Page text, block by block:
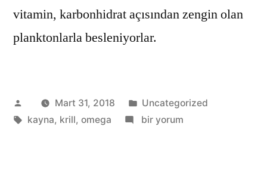
vitamin, karbonhidrat açısından zengin olan
planktonlarla besleniyorlar.
Gönderen:Mart 31, 2018 Kategori:
Uncategorized
Etiketler:
kayna, krill, omega
Saf
bir yorum